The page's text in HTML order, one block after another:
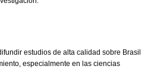
estudios de alta calidad sobre Brasil
especialmente en las ciencias